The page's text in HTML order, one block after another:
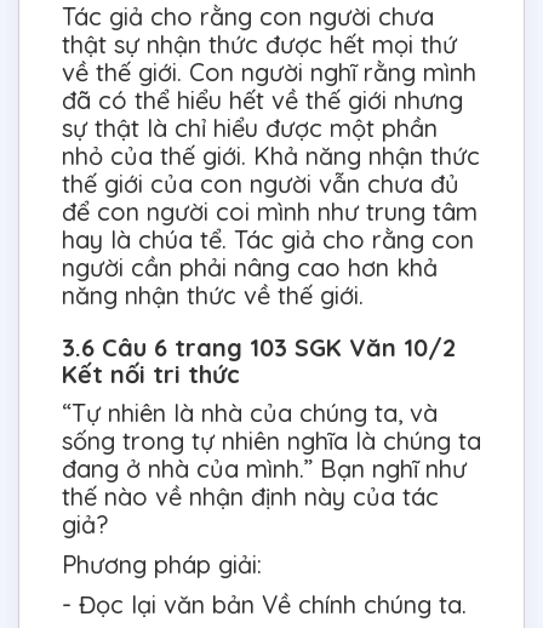
Tác giả cho rằng con người chưa
thật sự nhận thức được hết mọi thứ
về thế giới. Con người nghĩ rằng mình
đã có thể hiểu hết về thế giới nhưng
sự thật là chỉ hiểu được một phần
nhỏ của thế giới. Khả năng nhận thức
thế giới của con người vẫn chưa đủ
để con người coi mình như trung tâm
hay là chúa tể. Tác giả cho rằng con
người cần phải nâng cao hơn khả
năng nhận thức về thế giới.
3.6 Câu 6 trang 103 SGK Văn 10/2
Kết nối tri thức
“Tự nhiên là nhà của chúng ta, và
sống trong tự nhiên nghĩa là chúng ta
đang ở nhà của mình.” Bạn nghĩ như
thế nào về nhận định này của tác
giả?
Phương pháp giải:
- Đọc lại văn bản Về chính chúng ta.